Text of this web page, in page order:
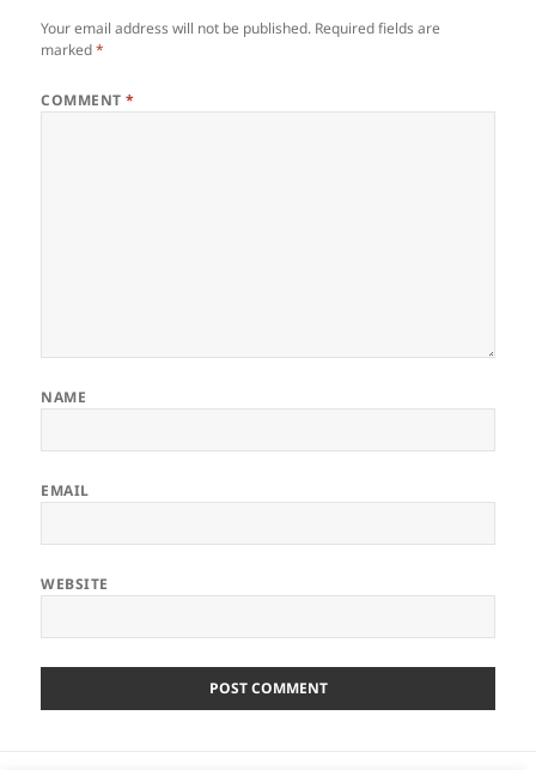
Your email address will not be published. Required fields are
marked*
COMMENT*
NAME
EMAIL
WEBSITE